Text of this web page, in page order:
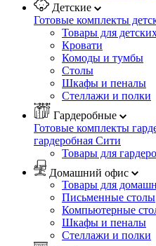
Детские
Готовые комплекты
Товары для
Кровати
Комоды и тумбы
Столы
Шкафы и пеналы
Стеллажи и полки
Гардеробные
Готовые комплекты
гардеробная Сити
Товары для
Домашний офис
Товары для
Письменные столы
Компьютерные
Шкафы и пеналы
Стеллажи и полки